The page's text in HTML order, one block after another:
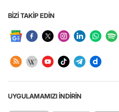
BİZİ TAKİP EDİN
UYGULAMAMIZI İNDİRİN